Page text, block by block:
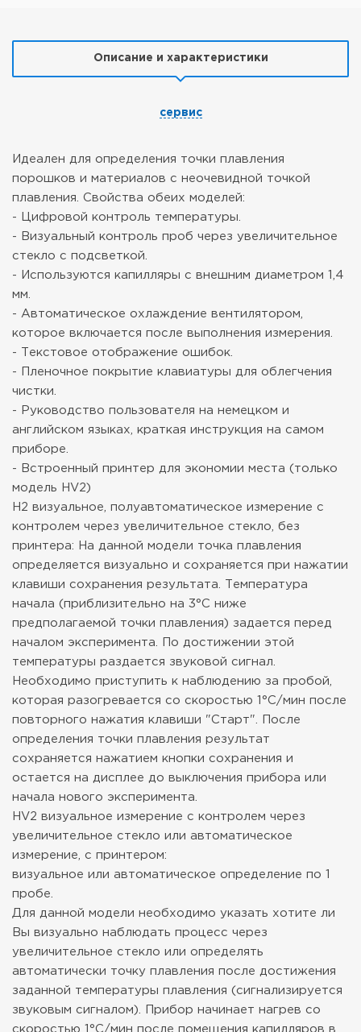
Описание и характеристики
сервис
Идеален для определения точки плавления
порошков и материалов с неочевидной точкой
плавления.
Свойства обеих моделей:
- Цифровой контроль температуры.
- Визуальный контроль проб через увеличительное
стекло с подсветкой.
- Используются капилляры с внешним диаметром 1,4
мм.
- Автоматическое охлаждение вентилятором,
которое включается после выполнения измерения.
- Текстовое отображение ошибок.
- Пленочное покрытие клавиатуры для облегчения
чистки.
- Руководство пользователя на немецком и
английском языках, краткая инструкция на самом
приборе.
- Встроенный принтер для экономии места (только
модель HV2)
H2 визуальное, полуавтоматическое измерение с
контролем через увеличительное стекло, без
принтера: На данной модели точка плавления
определяется визуально и сохраняется при нажатии
клавиши сохранения результата. Температура
начала (приблизительно на 3°C ниже
предполагаемой точки плавления) задается перед
началом эксперимента. По достижении этой
температуры раздается звуковой сигнал.
Необходимо приступить к наблюдению за пробой,
которая разогревается со скоростью 1°C/мин после
повторного нажатия клавиши "Старт". После
определения точки плавления результат
сохраняется нажатием кнопки сохранения и
остается на дисплее до выключения прибора или
начала нового эксперимента.
HV2 визуальное измерение с контролем через
увеличительное стекло или автоматическое
измерение, с принтером:
визуальное или автоматическое определение по 1
пробе.
Для данной модели необходимо указать хотите ли
Вы визуально наблюдать процесс через
увеличительное стекло или определять
автоматически точку плавления после достижения
заданной температуры плавления (сигнализируется
звуковым сигналом). Прибор начинает нагрев со
скоростью 1°C/мин после помещения капилляров в